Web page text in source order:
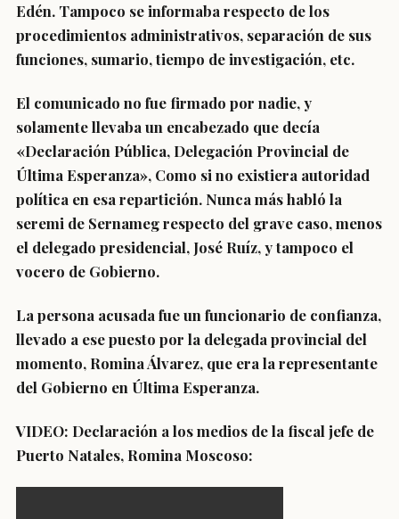
Edén. Tampoco se informaba respecto de los
procedimientos administrativos, separación de sus
funciones, sumario, tiempo de investigación, etc.
El comunicado no fue firmado por nadie, y
solamente llevaba un encabezado que decía
«Declaración Pública, Delegación Provincial de
Última Esperanza», Como si no existiera autoridad
política en esa repartición. Nunca más habló la
seremi de Sernameg respecto del grave caso, menos
el delegado presidencial, José Ruíz, y tampoco el
vocero de Gobierno.
La persona acusada fue un funcionario de confianza,
llevado a ese puesto por la delegada provincial del
momento, Romina Álvarez, que era la representante
del Gobierno en Última Esperanza.
VIDEO: Declaración a los medios de la fiscal jefe de
Puerto Natales, Romina Moscoso: